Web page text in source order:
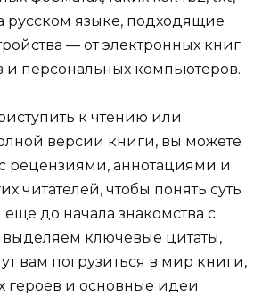
русском языке, подходящие
— от электронных книг
и персональных компьютеров.
к чтению или
версии книги, вы можете
рецензиями, аннотациями и
читателей, чтобы понять суть
до начала знакомства с
ключевые цитаты,
вам погрузиться в мир книги,
героев и основные идеи